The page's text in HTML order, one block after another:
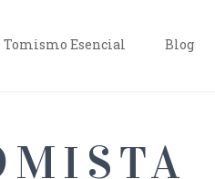
Tomismo Esencial Blog